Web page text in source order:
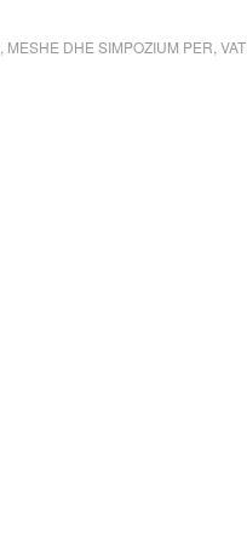
MESHE DHE SIMPOZIUM PER